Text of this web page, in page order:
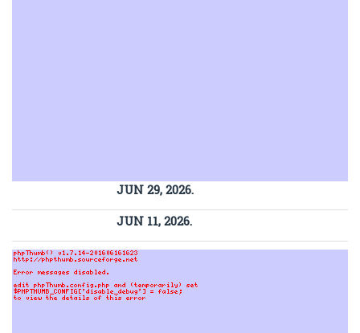
JUN 29, 2026.
JUN 11, 2026.